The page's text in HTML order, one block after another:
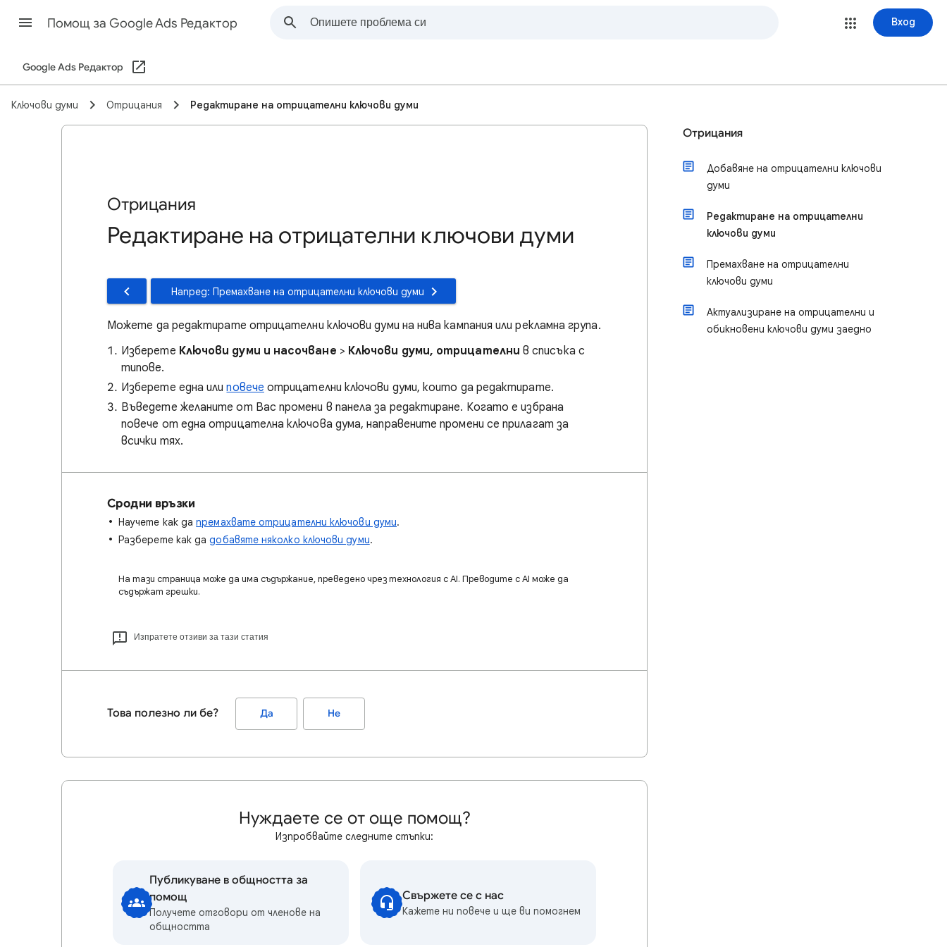
Помощ за Google Ads Редактор Вход
Google Ads Редактор
Ключови думи Отрицания Редактиране на отрицателни ключови думи
Отрицания
Редактиране на отрицателни ключови думи
Напред: Премахване на отрицателни ключови думи
Можете да редактирате отрицателни ключови думи на нива кампания или рекламна група.
Изберете Ключови думи и насочване > Ключови думи, отрицателни в списъка с
типове.
Изберете една илиповече отрицателни ключови думи, които да редактирате.
Въведете желаните от Вас промени в панела за редактиране. Когато е избрана
повече от една отрицателна ключова дума, направените промени се прилагат за
всички тях.
Сродни връзки
Научете как дапремахвате отрицателни ключови думи.
Разберете как дадобавяте няколко ключови думи.
На тази страница може да има съдържание, преведено чрез технология с AI. Преводите с AI може да
съдържат грешки.
Изпратете отзиви за тази статия
Това полезно ли бе? Да Не
Нуждаете се от още помощ?
Изпробвайте следните стъпки:
Публикуване в общността за
помощ
Получете отговори от членове на
общността
Свържете се с нас
Кажете ни повече и ще ви помогнем
Отрицания
Добавяне на отрицателни ключови
думи
Редактиране на отрицателни
ключови думи
Премахване на отрицателни
ключови думи
Актуализиране на отрицателни и
обикновени ключови думи заедно